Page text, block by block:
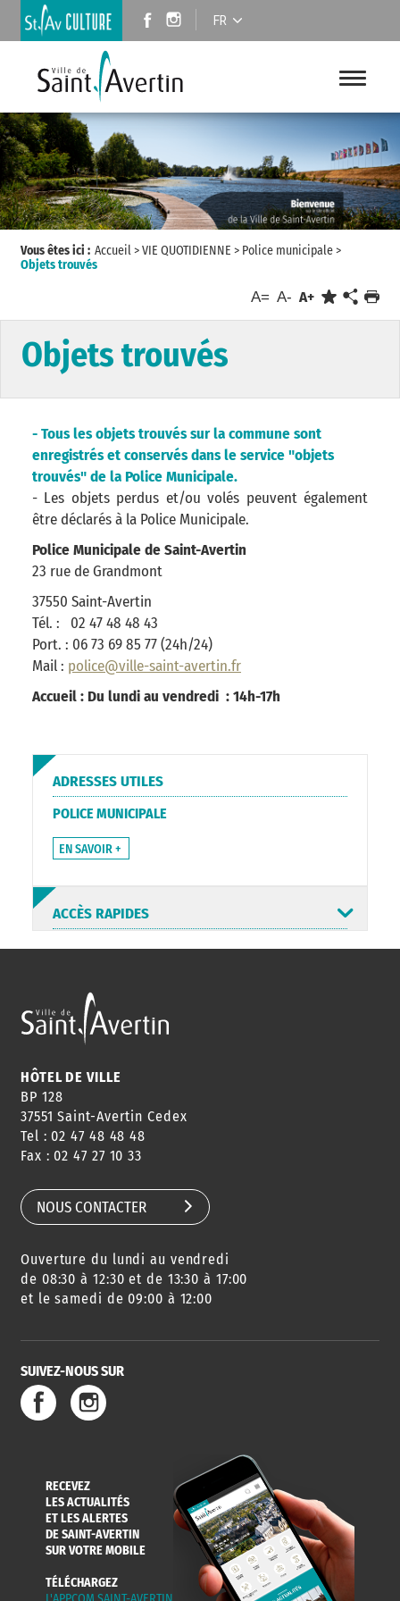
FR
Vous êtes ici : Accueil>VIE QUOTIDIENNE > Police municipale>
Objets trouvés
A= A- A+
Objets trouvés
- Tous les objets trouvés sur la commune sont
enregistrés et conservés dans le service "objets
trouvés" de la Police Municipale.
- Les objets perdus et/ou volés peuvent également
être déclarés à la Police Municipale.
Police Municipale de Saint-Avertin
23 rue de Grandmont
37550 Saint-Avertin
Tél. : 02 47 48 48 43
Port. : 06 73 69 85 77 (24h/24)
Mail : police@ville-saint-avertin.fr
Accueil : Du lundi au vendredi : 14h-17h
ADRESSES UTILES
POLICE MUNICIPALE
EN SAVOIR +
ACCÈS RAPIDES
ANNUAIRE
HORAIRES
CONSEILS
DE QUARTIER
AGENDA
DES SORTIES
URBANISME
SERVICE
DE L'EAU
HÔTEL DE VILLE
BP 128
37551 Saint-Avertin Cedex
Tel : 02 47 48 48 48
Fax : 02 47 27 10 33
NOUS CONTACTER
Ouverture du lundi au vendredi
de 08:30 à 12:30 et de 13:30 à 17:00
et le samedi de 09:00 à 12:00
SUIVEZ-NOUS SUR
RECEVEZ
LES ACTUALITÉS
ET LES ALERTES
DE SAINT-AVERTIN
SUR VOTRE MOBILE
TÉLÉCHARGEZ